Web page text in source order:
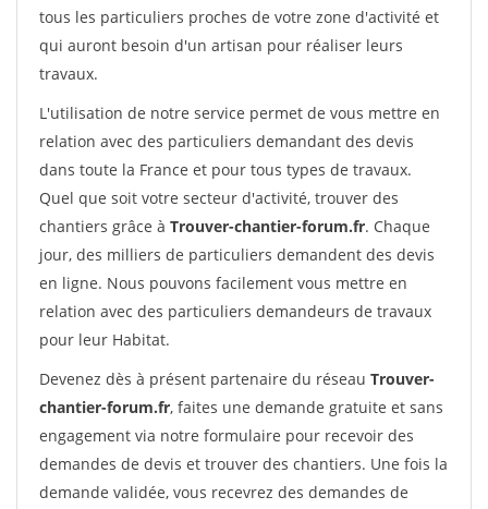
tous les particuliers proches de votre zone d'activité et
qui auront besoin d'un artisan pour réaliser leurs
travaux.
L'utilisation de notre service permet de vous mettre en
relation avec des particuliers demandant des devis
dans toute la France et pour tous types de travaux.
Quel que soit votre secteur d'activité, trouver des
chantiers grâce à Trouver-chantier-forum.fr. Chaque
jour, des milliers de particuliers demandent des devis
en ligne. Nous pouvons facilement vous mettre en
relation avec des particuliers demandeurs de travaux
pour leur Habitat.
Devenez dès à présent partenaire du réseau Trouver-
chantier-forum.fr, faites une demande gratuite et sans
engagement via notre formulaire pour recevoir des
demandes de devis et trouver des chantiers. Une fois la
demande validée, vous recevrez des demandes de